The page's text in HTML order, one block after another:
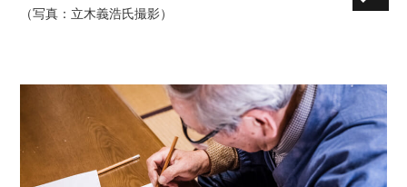
（写真：立木義浩氏撮影）